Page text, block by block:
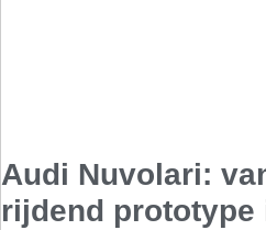
Audi Nuvolari:
rijdend prototype